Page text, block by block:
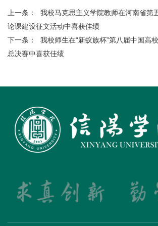
上一条：
我校马克思主义学院教师在河南省第
论课建设征文活动中喜获佳绩
下一条：
我校师生在“新蚁族杯”第八届中国高
总决赛中喜获佳绩